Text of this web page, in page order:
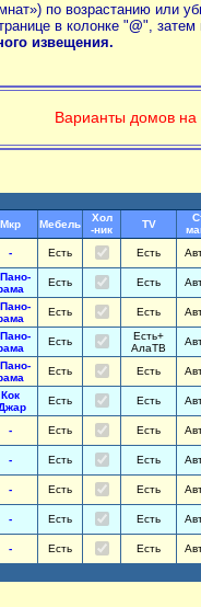
по возрастанию или
в колонке "@", затем
извещения.
Варианты домов на
Мкр Мебель
Хол
-ник
TV
- Есть Есть
Есть Есть
Есть Есть
Есть
Есть+
АлаТВ
Есть Есть
Кок
Есть Есть
- Есть Есть
- Есть Есть
- Есть Есть
- Есть Есть
- Есть Есть